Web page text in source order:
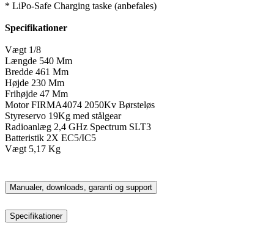
* LiPo-Safe Charging taske (anbefales)
Specifikationer
Vægt 1/8
Længde 540 Mm
Bredde 461 Mm
Højde 230 Mm
Frihøjde 47 Mm
Motor FIRMA4074 2050Kv Børsteløs
Styreservo 19Kg med stålgear
Radioanlæg 2,4 GHz Spectrum SLT3
Batteristik 2X EC5/IC5
Vægt 5,17 Kg
Manualer, downloads, garanti og support
Specifikationer